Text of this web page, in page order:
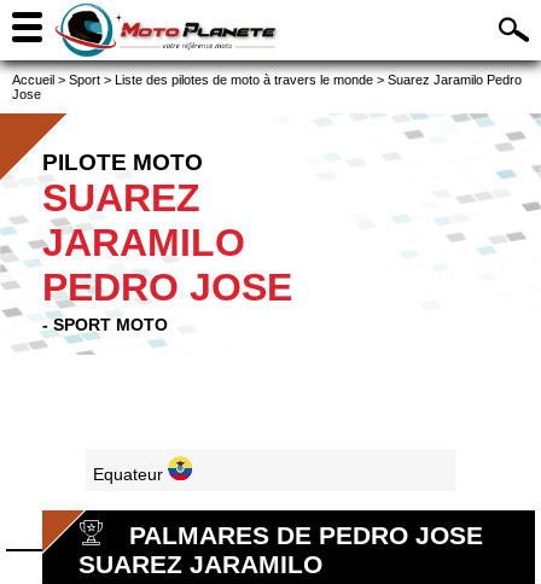
Accueil > Sport > Liste des pilotes de moto à travers le monde > Suarez Jaramilo Pedro
Jose
PILOTE MOTO
SUAREZ
JARAMILO
PEDRO JOSE
- SPORT MOTO
Equateur
PALMARES DE PEDRO JOSE
SUAREZ JARAMILO